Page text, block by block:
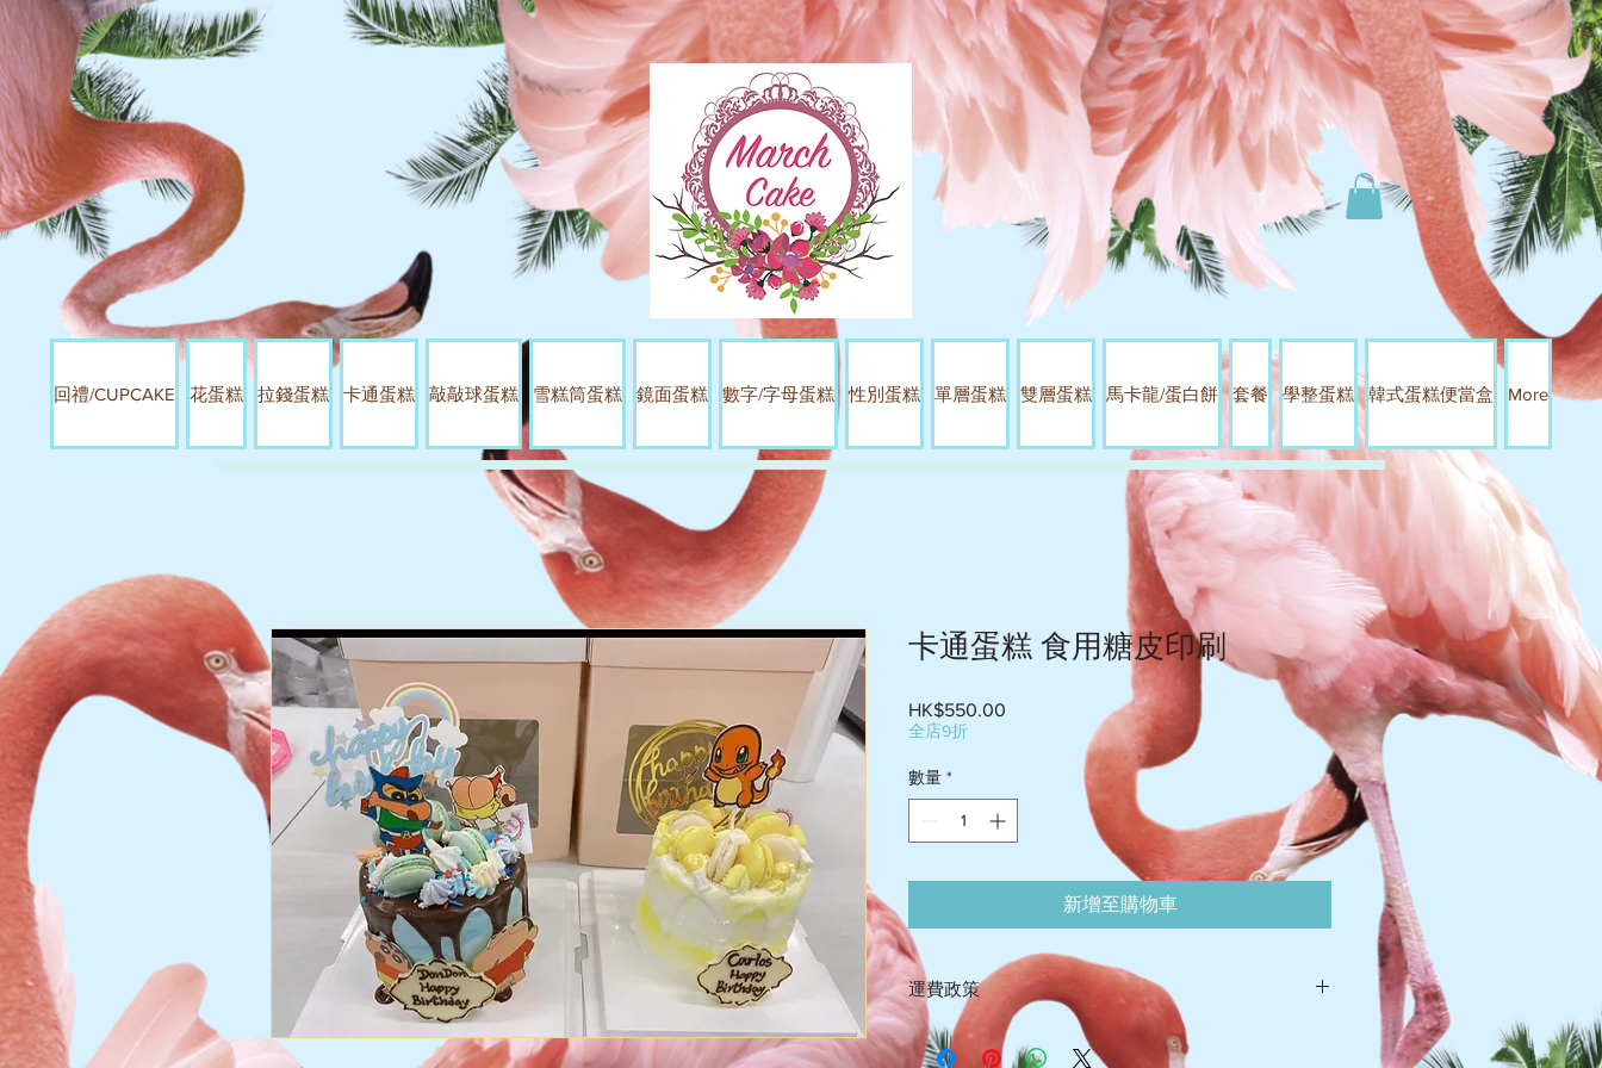
回禮/CUPCAKE 花蛋糕 拉錢蛋糕 卡通蛋糕 敲敲球蛋糕 雪糕筒蛋糕 鏡面蛋糕 數字/字母蛋糕 性別蛋糕 單層蛋糕 雙層蛋糕 馬卡龍/蛋白餅 套餐 學整蛋糕 韓式蛋糕便當盒 More
卡通蛋糕 食用糖皮印刷
HK$550.00
全店9折
數量 *
新增至購物車
運費政策
-送貨屯門$60-$75 , 荃灣 $105-$110